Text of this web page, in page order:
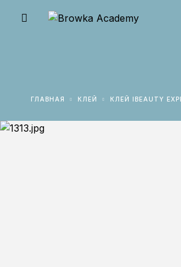
ГЛАВНАЯ КЛЕЙ КЛЕЙ IBEAUTY